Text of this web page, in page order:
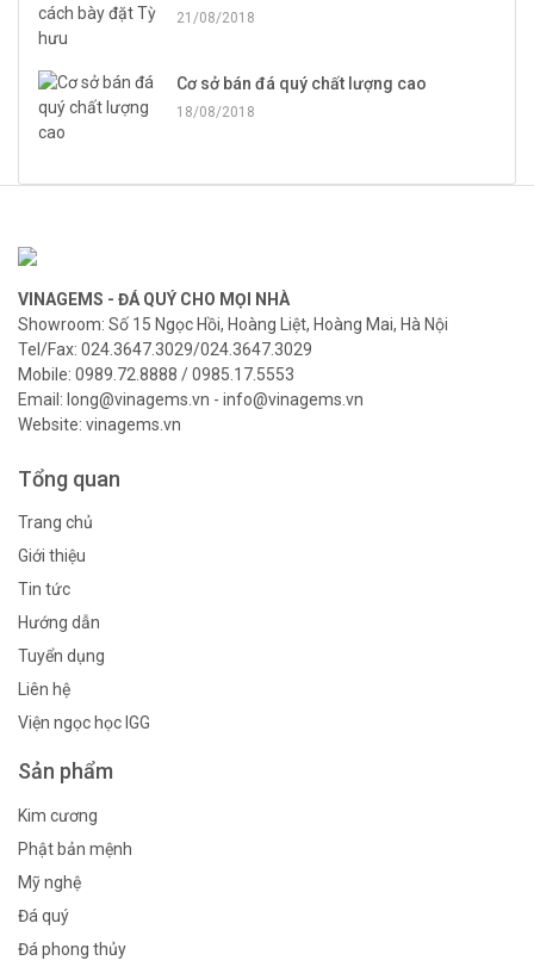
21/08/2018
Cơ sở bán đá quý chất lượng cao
18/08/2018
VINAGEMS - ĐÁ QUÝ CHO MỌI NHÀ
Showroom: Số 15 Ngọc Hồi, Hoàng Liệt, Hoàng Mai, Hà Nội
Tel/Fax: 024.3647.3029/024.3647.3029
Mobile: 0989.72.8888 / 0985.17.5553
Email: long@vinagems.vn - info@vinagems.vn
Website: vinagems.vn
Tổng quan
Trang chủ
Giới thiệu
Tin tức
Hướng dẫn
Tuyển dụng
Liên hệ
Viện ngọc học IGG
Sản phẩm
Kim cương
Phật bản mệnh
Mỹ nghệ
Đá quý
Đá phong thủy